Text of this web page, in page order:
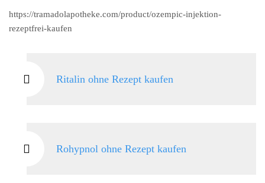
https://tramadolapotheke.com/product/ozempic-injektion-
rezeptfrei-kaufen
Ritalin ohne Rezept kaufen
Rohypnol ohne Rezept kaufen